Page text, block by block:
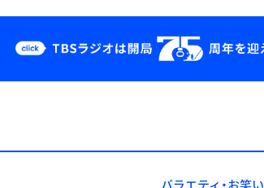
YouTube
会社情報
バラエティ・お笑い